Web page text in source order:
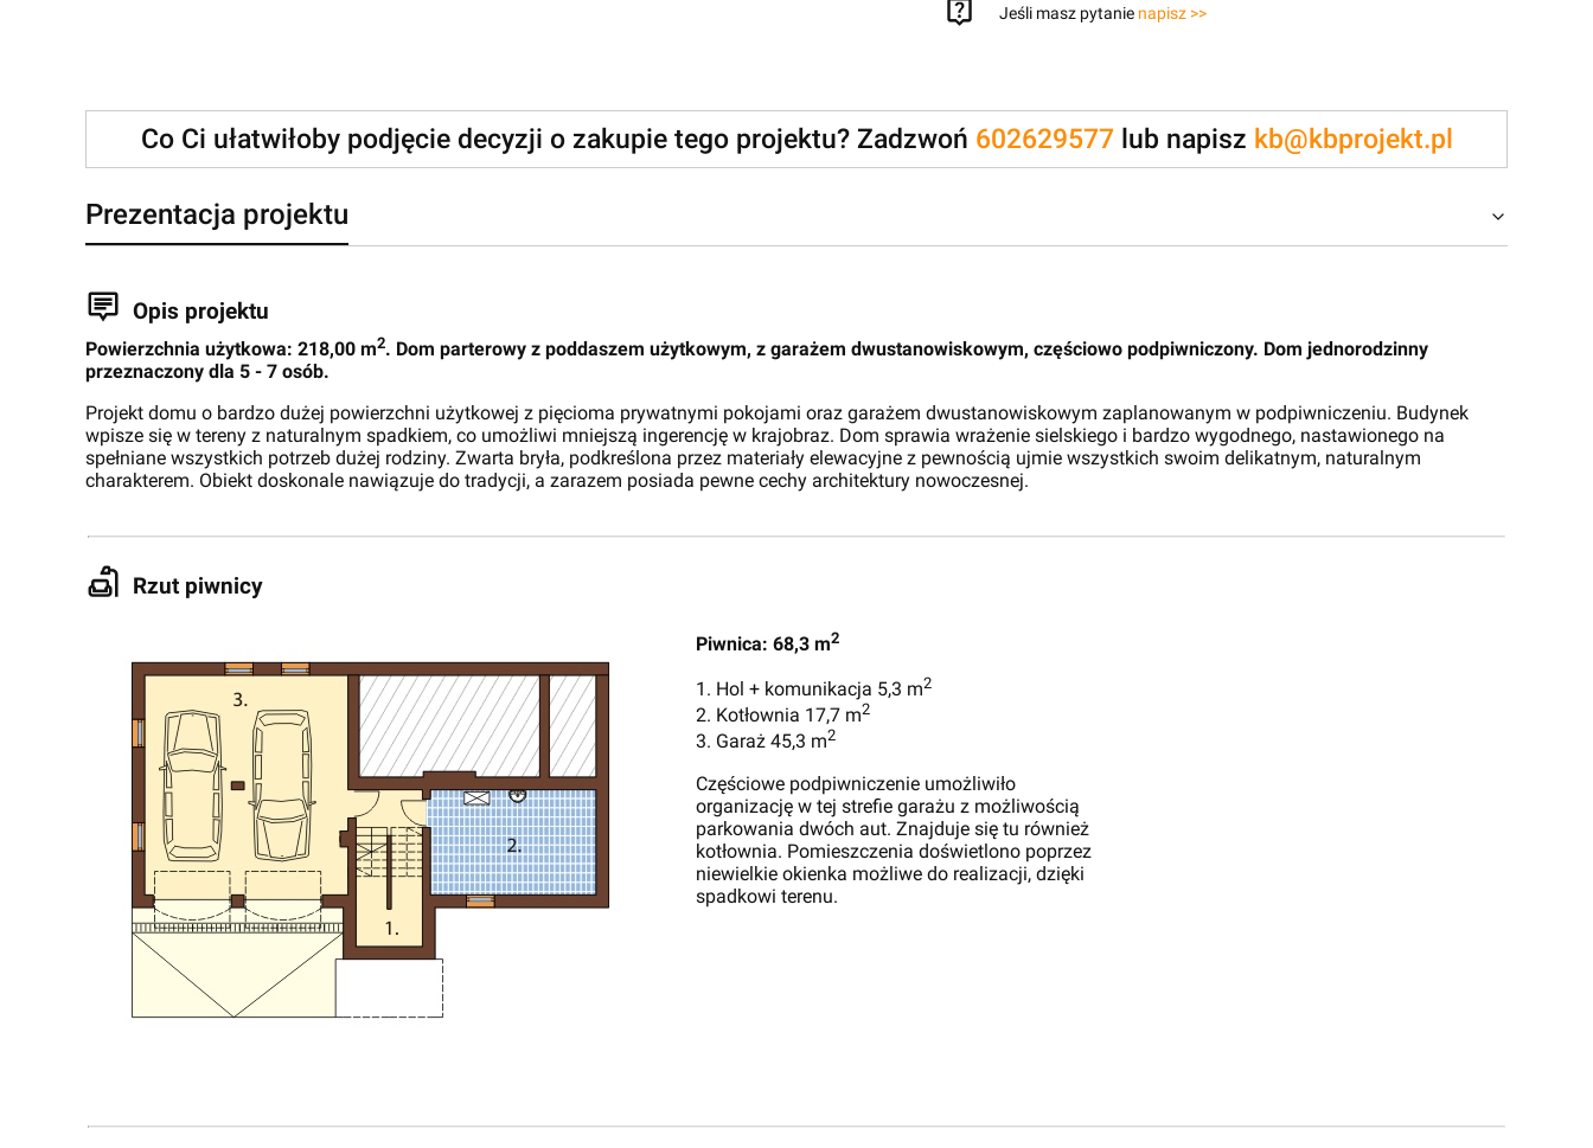
Jeśli masz pytanie napisz >>
Co Ci ułatwiłoby podjęcie decyzji o zakupie tego projektu? Zadzwoń 602629577lub napisz kb@kbprojekt.pl
Prezentacja projektu
Opis projektu
Powierzchnia użytkowa: 218,00 m2. Dom parterowy z poddaszem użytkowym, z garażem dwustanowiskowym, częściowo podpiwniczony. Dom jednorodzinny
przeznaczony dla 5 - 7 osób.
Projekt domu o bardzo dużej powierzchni użytkowej z pięcioma prywatnymi pokojami oraz garażem dwustanowiskowym zaplanowanym w podpiwniczeniu. Budynek
wpisze się w tereny z naturalnym spadkiem, co umożliwi mniejszą ingerencję w krajobraz. Dom sprawia wrażenie sielskiego i bardzo wygodnego, nastawionego na
spełniane wszystkich potrzeb dużej rodziny. Zwarta bryła, podkreślona przez materiały elewacyjne z pewnością ujmie wszystkich swoim delikatnym, naturalnym
charakterem. Obiekt doskonale nawiązuje do tradycji, a zarazem posiada pewne cechy architektury nowoczesnej.
Rzut piwnicy
Piwnica: 68,3 m2
1. Hol + komunikacja 5,3 m2
2. Kotłownia 17,7 m2
3. Garaż 45,3 m2
Częściowe podpiwniczenie umożliwiło
organizację w tej strefie garażu z możliwością
parkowania dwóch aut. Znajduje się tu również
kotłownia. Pomieszczenia doświetlono poprzez
niewielkie okienka możliwe do realizacji, dzięki
spadkowi terenu.